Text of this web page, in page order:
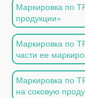
Маркировка по
продукции»
Маркировка по
части ее
Маркировка по
на соковую